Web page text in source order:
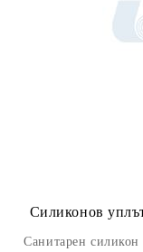
Силиконов
Санитарен